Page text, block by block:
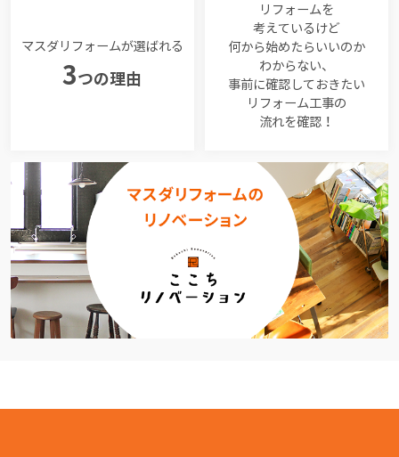
マスダリフォームが選ばれる
3つの理由
リフォームを
考えているけど
何から始めたらいいのか
わからない、
事前に確認しておきたい
リフォーム工事の
流れを確認！